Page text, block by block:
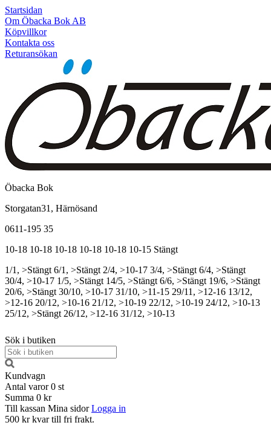
Startsidan
Om Öbacka Bok AB
Köpvillkor
Kontakta oss
Returansökan
Öbacka Bok
Storgatan31, Härnösand
0611-195 35
10-18 10-18 10-18 10-18 10-18 10-15 Stängt
1/1, >Stängt 6/1, >Stängt 2/4, >10-17 3/4, >Stängt 6/4, >Stängt
30/4, >10-17 1/5, >Stängt 14/5, >Stängt 6/6, >Stängt 19/6, >Stängt
20/6, >Stängt 30/10, >10-17 31/10, >11-15 29/11, >12-16 13/12,
>12-16 20/12, >10-16 21/12, >10-19 22/12, >10-19 24/12, >10-13
25/12, >Stängt 26/12, >12-16 31/12, >10-13
Sök i butiken
Kundvagn
Antal varor 0 st
Summa 0 kr
Till kassan Mina sidor Logga in
500 kr kvar till fri frakt.